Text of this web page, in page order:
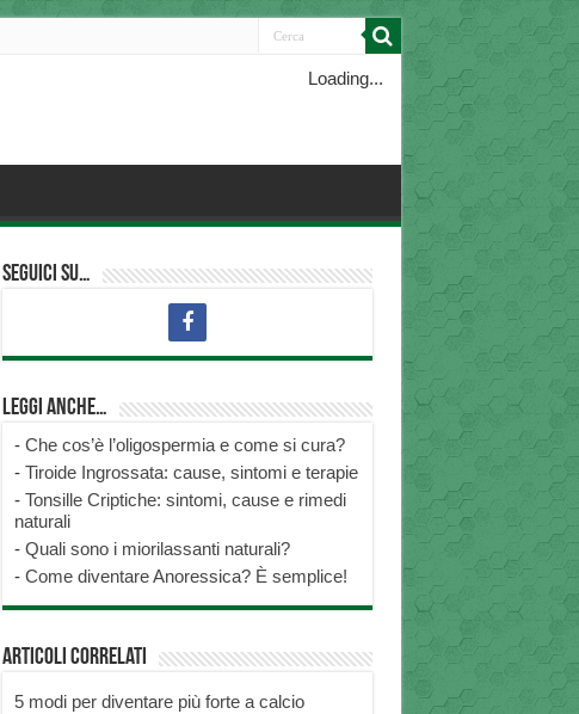
Loading...
Seguici su…
Leggi anche…
- Che cos’è l’oligospermia e come si cura?
- Tiroide Ingrossata: cause, sintomi e terapie
- Tonsille Criptiche: sintomi, cause e rimedi
naturali
- Quali sono i miorilassanti naturali?
- Come diventare Anoressica? È semplice!
Articoli correlati
5 modi per diventare più forte a calcio